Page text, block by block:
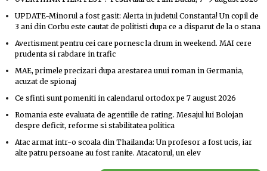
UPDATE-Minorul a fost gasit: Alerta in judetul Constanta! Un copil de
3 ani din Corbu este cautat de politisti dupa ce a disparut de la o stana
Avertisment pentru cei care pornesc la drum in weekend. MAI cere
prudenta si rabdare in trafic
MAE, primele precizari dupa arestarea unui roman in Germania,
acuzat de spionaj
Ce sfinti sunt pomeniti in calendarul ortodox pe 7 august 2026
Romania este evaluata de agentiile de rating. Mesajul lui Bolojan
despre deficit, reforme si stabilitatea politica
Atac armat intr-o scoala din Thailanda: Un profesor a fost ucis, iar
alte patru persoane au fost ranite. Atacatorul, un elev